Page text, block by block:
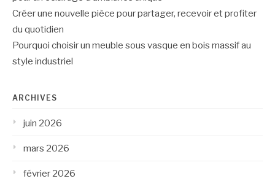
Créer une nouvelle pièce pour partager, recevoir et profiter
du quotidien
Pourquoi choisir un meuble sous vasque en bois massif au
style industriel
ARCHIVES
juin 2026
mars 2026
février 2026